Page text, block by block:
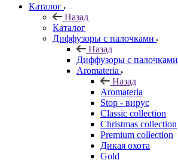
Каталог
Назад
Каталог
Диффузоры с палочками
Назад
Диффузоры с палочками
Aromateria
Назад
Aromateria
Stop - вирус
Сlassic collection
Сhristmas collection
Premium collection
Дикая охота
Gold